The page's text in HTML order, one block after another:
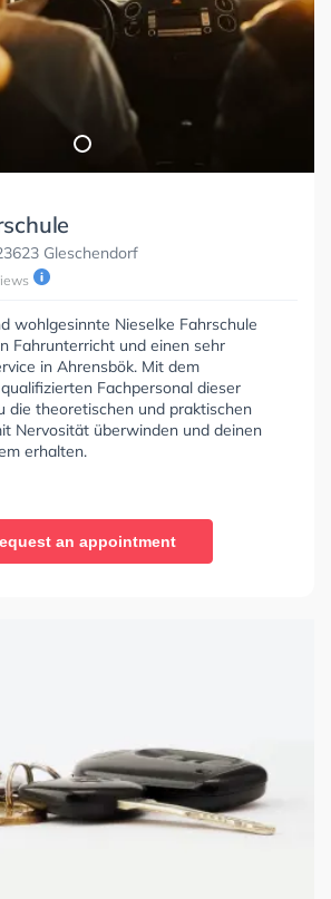
Gleschendorf
wohlgesinnte Nieselke Fahrschule
Fahrunterricht und einen sehr
in Ahrensbök. Mit dem
Fachpersonal dieser
die theoretischen und praktischen
Nervosität überwinden und deinen
erhalten.
an appointment